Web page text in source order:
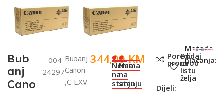
Bub
anj
Cano
004-
24297
Bubanj
Canon
,C-EXV
344,00KM
Nema
na
stanju
Nema
na
stanju
Poredi
proizvod
Dodaj
na
listu
želja
Dijeli:
Metode
plaćanja: